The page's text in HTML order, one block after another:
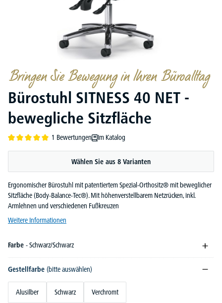
Bringen Sie Bewegung in Ihren Büroalltag
Bürostuhl SITNESS 40 NET -
bewegliche Sitzfläche
1 Bewertungen Im Katalog
Wählen Sie aus 8 Varianten
Ergonomischer Bürostuhl mit patentiertem Spezial-Orthositz® mit beweglicher
Sitzfläche (Body-Balance-Tec®). Mit höhenverstellbarem Netzrücken, inkl.
Armlehnen und verschiedenen Fußkreuzen
Weitere Informationen
Farbe - Schwarz/Schwarz
Gestellfarbe (bitte auswählen)
Alusilber Schwarz Verchromt